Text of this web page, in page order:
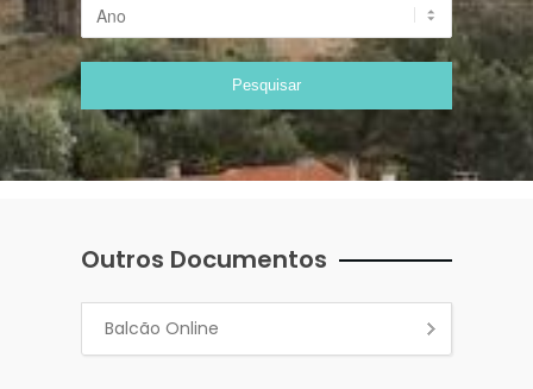
Outros Documentos
Balcão Online